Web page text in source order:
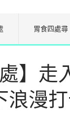
胃食四處尋
處】
浪漫